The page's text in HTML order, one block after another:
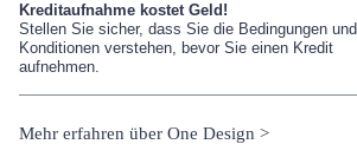
Kreditaufnahme kostet Geld!
Stellen Sie sicher, dass Sie die Bedingungen und
Konditionen verstehen, bevor Sie einen Kredit
aufnehmen.
Mehr erfahren über One Design >